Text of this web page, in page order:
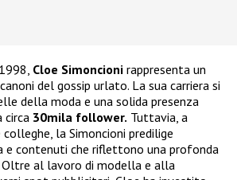
Cloe Simoncioni rappresenta un
del gossip urlato. La sua carriera si
della moda e una solida presenza
circa 30mila follower. Tuttavia, a
la Simoncioni predilige
e contenuti che riflettono una profonda
al lavoro di modella e alla